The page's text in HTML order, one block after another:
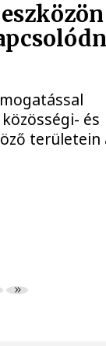
és
területein